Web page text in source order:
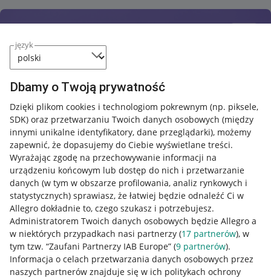
język
Dbamy o Twoją prywatność
Dzięki plikom cookies i technologiom pokrewnym (np. piksele,
SDK) oraz przetwarzaniu Twoich danych osobowych (między
innymi unikalne identyfikatory, dane przeglądarki), możemy
zapewnić, że dopasujemy do Ciebie wyświetlane treści.
Wyrażając zgodę na przechowywanie informacji na
urządzeniu końcowym lub dostęp do nich i przetwarzanie
danych (w tym w obszarze profilowania, analiz rynkowych i
statystycznych) sprawiasz, że łatwiej będzie odnaleźć Ci w
Allegro dokładnie to, czego szukasz i potrzebujesz.
Administratorem Twoich danych osobowych będzie Allegro a
w niektórych przypadkach nasi partnerzy (17 partnerów), w
tym tzw. “Zaufani Partnerzy IAB Europe” (9 partnerów).
Informacja o celach przetwarzania danych osobowych przez
naszych partnerów znajduje się w ich politykach ochrony
Przydatne informacje